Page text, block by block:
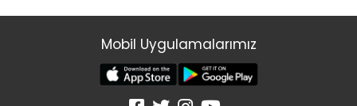
Mobil Uygulamalarımız